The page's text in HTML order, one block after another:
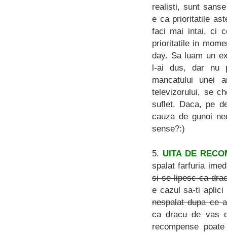
realisti, sunt
e ca prioritatile
faci mai intai, ci
prioritatile in
day. Sa luam un
l-ai dus, dar nu
mancatului unei
televizorului, se
suflet. Daca, pe
cauza de gunoi
sense?:)
5. UITA DE
spalat farfuria
si se lipesc ca
e cazul sa-ti
nespalat dupa ce
ca dracu de vas
recompense